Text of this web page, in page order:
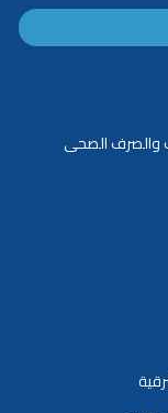
والصرف الصحى